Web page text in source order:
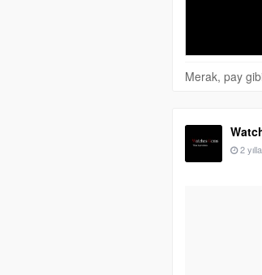
Merak, pay
2